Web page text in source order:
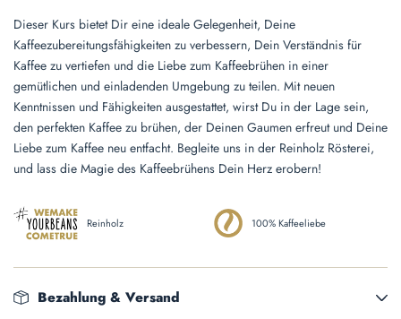
Dieser Kurs bietet Dir eine ideale Gelegenheit, Deine
Kaffeezubereitungsfähigkeiten zu verbessern, Dein Verständnis für
Kaffee zu vertiefen und die Liebe zum Kaffeebrühen in einer
gemütlichen und einladenden Umgebung zu teilen. Mit neuen
Kenntnissen und Fähigkeiten ausgestattet, wirst Du in der Lage sein,
den perfekten Kaffee zu brühen, der Deinen Gaumen erfreut und Deine
Liebe zum Kaffee neu entfacht. Begleite uns in der Reinholz Rösterei,
und lass die Magie des Kaffeebrühens Dein Herz erobern!
Reinholz 100% Kaffeeliebe
Bezahlung & Versand